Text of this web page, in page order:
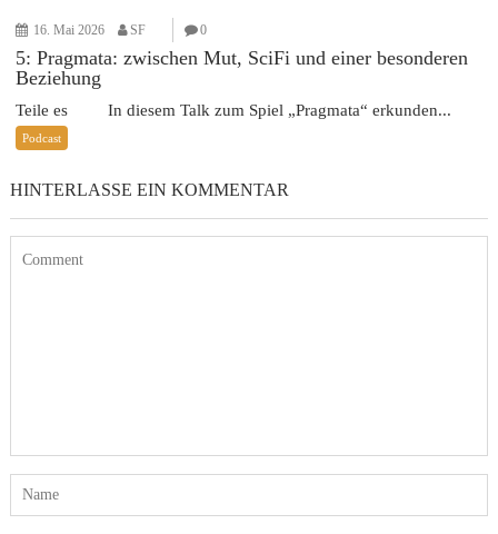
16. Mai 2026 SF 0
5: Pragmata: zwischen Mut, SciFi und einer besonderen
Beziehung
Teile es In diesem Talk zum Spiel „Pragmata“ erkunden...
Podcast
HINTERLASSE EIN KOMMENTAR